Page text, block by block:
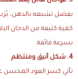
بفضل تشبعه بالدهن،
كمية كثيفة من الدخان
بسرعة فائقة.
4. شكل أنيق ومنتظم
تأتي كسر العود المحسن